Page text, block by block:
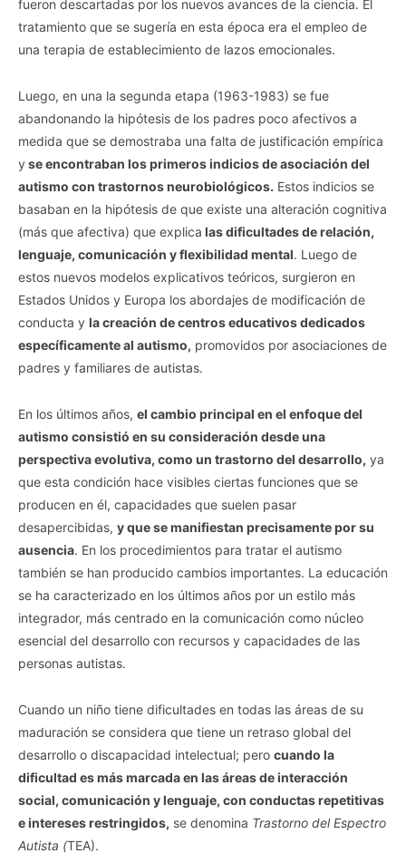
fueron descartadas por los nuevos avances de la ciencia. El
tratamiento que se sugería en esta época era el empleo de
una terapia de establecimiento de lazos emocionales.
Luego, en una la segunda etapa (1963-1983) se fue
abandonando la hipótesis de los padres poco afectivos a
medida que se demostraba una falta de justificación empírica
y se encontraban los primeros indicios de asociación del
autismo con trastornos neurobiológicos. Estos indicios se
basaban en la hipótesis de que existe una alteración cognitiva
(más que afectiva) que explica las dificultades de relación,
lenguaje, comunicación y flexibilidad mental. Luego de
estos nuevos modelos explicativos teóricos, surgieron en
Estados Unidos y Europa los abordajes de modificación de
conducta y la creación de centros educativos dedicados
específicamente al autismo, promovidos por asociaciones de
padres y familiares de autistas.
En los últimos años, el cambio principal en el enfoque del
autismo consistió en su consideración desde una
perspectiva evolutiva, como un trastorno del desarrollo, ya
que esta condición hace visibles ciertas funciones que se
producen en él, capacidades que suelen pasar
desapercibidas, y que se manifiestan precisamente por su
ausencia. En los procedimientos para tratar el autismo
también se han producido cambios importantes. La educación
se ha caracterizado en los últimos años por un estilo más
integrador, más centrado en la comunicación como núcleo
esencial del desarrollo con recursos y capacidades de las
personas autistas.
Cuando un niño tiene dificultades en todas las áreas de su
maduración se considera que tiene un retraso global del
desarrollo o discapacidad intelectual; pero cuando la
dificultad es más marcada en las áreas de interacción
social, comunicación y lenguaje, con conductas repetitivas
e intereses restringidos, se denomina Trastorno del Espectro
Autista (TEA).